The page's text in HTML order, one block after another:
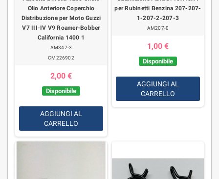
Olio Anteriore Coperchio
Distribuzione per Moto Guzzi
V7 III-IV V9 Roamer-Bobber
California 1400 1
AM347-3
CM226902
2,00 €
Disponibile
AGGIUNGI AL
CARRELLO
per Rubinetti Benzina 207-207-
1-207-2-207-3
AM207-0
1,00 €
Disponibile
AGGIUNGI AL
CARRELLO